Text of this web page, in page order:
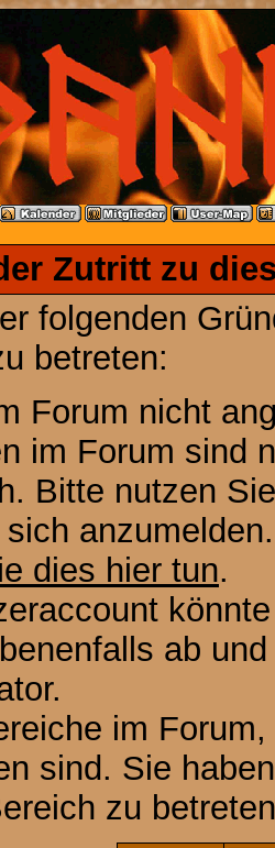
Zutritt zu
folgenden
betreten:
Forum nicht
im Forum sind
Bitte nutzen
sich
dies hier tun.
ab
im
sind. Sie
zu